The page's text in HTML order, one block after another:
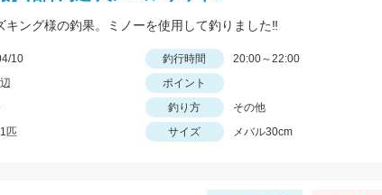
キング様の釣果。ミノーを使用して釣りました‼
10 釣行時間
20:00～22:00
ポイント
釣り方
その他
匹 サイズ メバル30cm